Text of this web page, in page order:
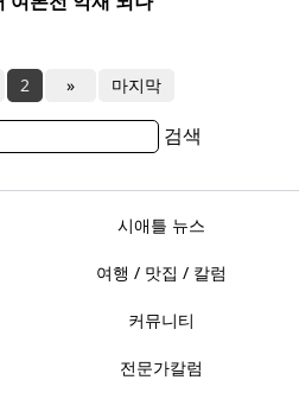
2 » 마지막
검색
시애틀 뉴스
여행 / 맛집 / 칼럼
커뮤니티
전문가칼럼